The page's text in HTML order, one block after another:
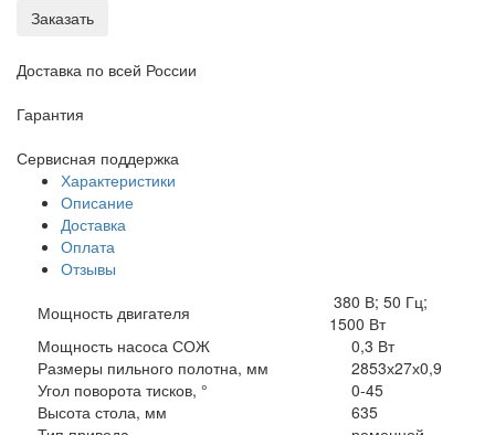
Заказать
Доставка по всей России
Гарантия
Сервисная поддержка
Характеристики
Описание
Доставка
Оплата
Отзывы
Мощность двигателя
380 В; 50 Гц;
1500 Вт
Мощность насоса СОЖ
0,3 Вт
Размеры пильного полотна, мм
2853х27х0,9
Угол поворота тисков, °
0-45
Высота стола, мм
635